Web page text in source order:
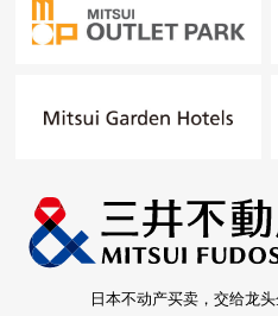
日本不动产买卖，交给龙